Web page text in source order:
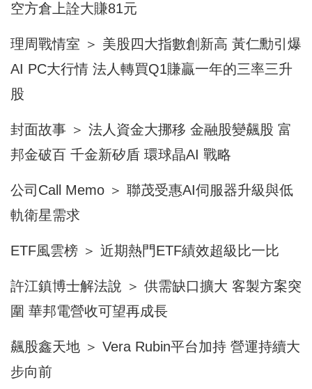
空方倉上詮大賺81元
理周戰情室 ＞ 美股四大指數創新高 黃仁勳引爆
AI PC大行情 法人轉買Q1賺贏一年的三率三升
股
封面故事 ＞ 法人資金大挪移 金融股變飆股 富
邦金破百 千金新矽盾 環球晶AI 戰略
公司Call Memo ＞ 聯茂受惠AI伺服器升級與低
軌衛星需求
ETF風雲榜 ＞ 近期熱門ETF績效超級比一比
許江鎮博士解法說 ＞ 供需缺口擴大 客製方案突
圍 華邦電營收可望再成長
飆股鑫天地 ＞ Vera Rubin平台加持 營運持續大
步向前